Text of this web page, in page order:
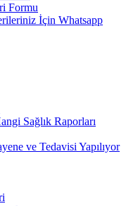
Formu
İçin Whatsapp
Sağlık Raporları
ve Tedavisi Yapılıyor